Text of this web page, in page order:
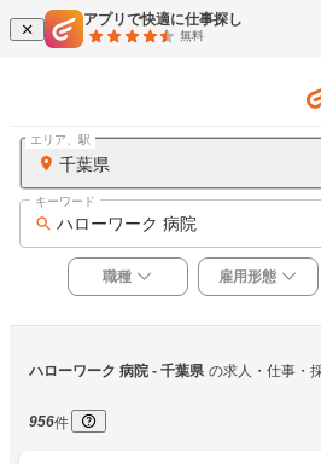
アプリで快適に仕事探し
無料
千葉県
エリア、駅
ハローワーク 病院
キーワード
職種 雇用形態
ハローワーク 病院 - 千葉県 の求人・仕事・
956件